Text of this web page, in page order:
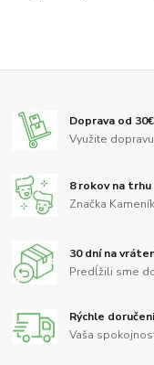
Doprava od
Využite
8 rokov na trhu
Značka
30 dní na
Predĺžili sme
Rýchle
Vaša